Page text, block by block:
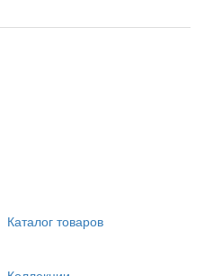
Каталог товаров